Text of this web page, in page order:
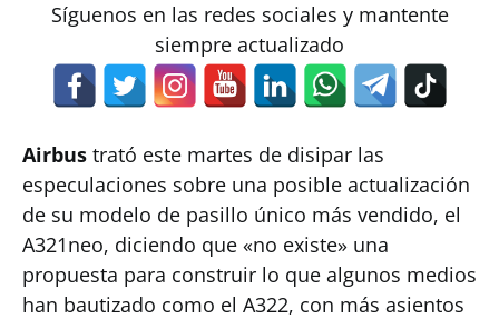
Síguenos en las redes sociales y mantente
siempre actualizado
Airbus trató este martes de disipar las
especulaciones sobre una posible actualización
de su modelo de pasillo único más vendido, el
A321neo, diciendo que «no existe» una
propuesta para construir lo que algunos medios
han bautizado como el A322, con más asientos